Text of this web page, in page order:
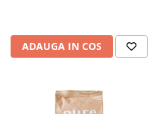
ADAUGA IN COS